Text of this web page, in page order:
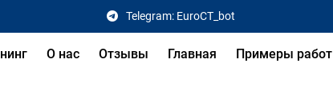
Telegram: EuroCT_bot
О нас Отзывы Главная Примеры работ